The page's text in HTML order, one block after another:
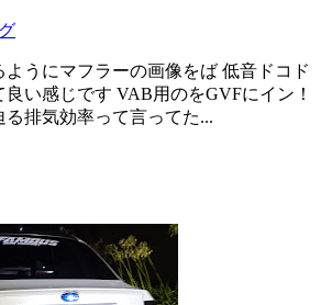
うにマフラーの画像をば 低音ドコド
い感じです VAB用のをGVFにイン！
排気効率って言ってた...